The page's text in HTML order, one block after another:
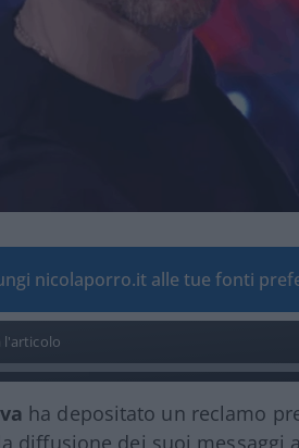
nicolaporro.it alle tue fonti
l'articolo
ha depositato un reclamo
diffusione dei suoi messaggi